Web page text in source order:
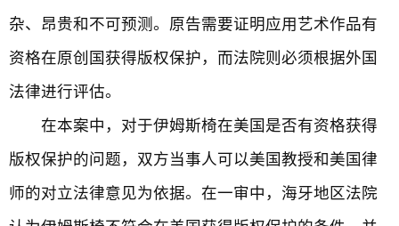
杂、昂贵和不可预测。原告需要证明应用艺术作品有
资格在原创国获得版权保护，而法院则必须根据外国
法律进行评估。
在本案中，对于伊姆斯椅在美国是否有资格获得
版权保护的问题，双方当事人可以美国教授和美国律
师的对立法律意见为依据。在一审中，海牙地区法院